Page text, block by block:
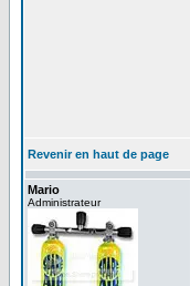
Revenir en haut de page
Mario
Administrateur